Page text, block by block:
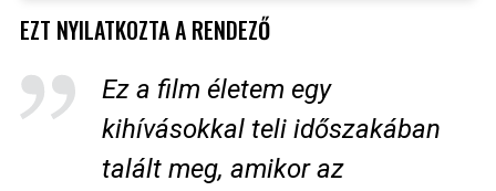
EZT NYILATKOZTA A RENDEZŐ
Ez a film életem egy
kihívásokkal teli időszakában
talált meg, amikor az